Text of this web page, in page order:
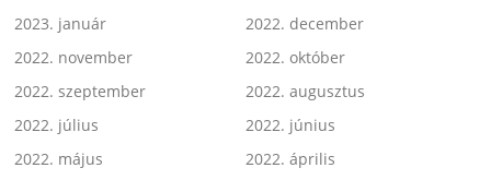
2023. január
2022. december
2022. november
2022. október
2022. szeptember
2022. augusztus
2022. július
2022. június
2022. május
2022. április